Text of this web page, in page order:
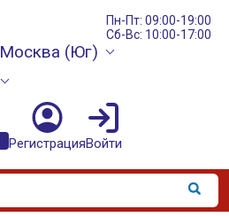
Пн-Пт: 09:00-19:00
Сб-Вс: 10:00-17:00
Москва (Юг)
РегистрацияВойти